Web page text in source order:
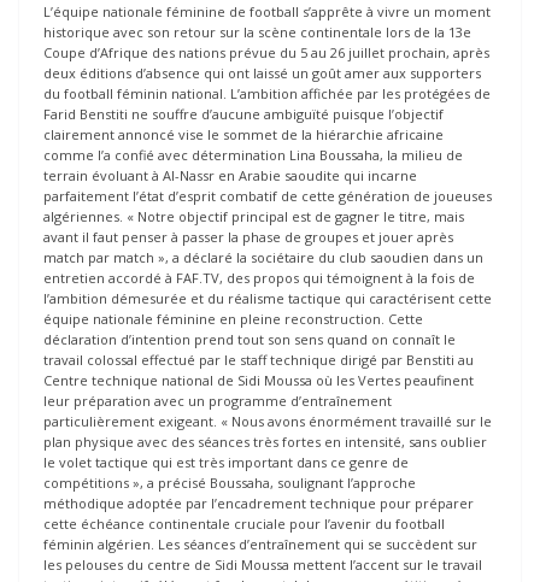
L’équipe nationale féminine de football s’apprête à vivre un moment
historique avec son retour sur la scène continentale lors de la 13e
Coupe d’Afrique des nations prévue du 5 au 26 juillet prochain, après
deux éditions d’absence qui ont laissé un goût amer aux supporters
du football féminin national. L’ambition affichée par les protégées de
Farid Benstiti ne souffre d’aucune ambiguïté puisque l’objectif
clairement annoncé vise le sommet de la hiérarchie africaine
comme l’a confié avec détermination Lina Boussaha, la milieu de
terrain évoluant à Al-Nassr en Arabie saoudite qui incarne
parfaitement l’état d’esprit combatif de cette génération de joueuses
algériennes. « Notre objectif principal est de gagner le titre, mais
avant il faut penser à passer la phase de groupes et jouer après
match par match », a déclaré la sociétaire du club saoudien dans un
entretien accordé à FAF.TV, des propos qui témoignent à la fois de
l’ambition démesurée et du réalisme tactique qui caractérisent cette
équipe nationale féminine en pleine reconstruction. Cette
déclaration d’intention prend tout son sens quand on connaît le
travail colossal effectué par le staff technique dirigé par Benstiti au
Centre technique national de Sidi Moussa où les Vertes peaufinent
leur préparation avec un programme d’entraînement
particulièrement exigeant. « Nous avons énormément travaillé sur le
plan physique avec des séances très fortes en intensité, sans oublier
le volet tactique qui est très important dans ce genre de
compétitions », a précisé Boussaha, soulignant l’approche
méthodique adoptée par l’encadrement technique pour préparer
cette échéance continentale cruciale pour l’avenir du football
féminin algérien. Les séances d’entraînement qui se succèdent sur
les pelouses du centre de Sidi Moussa mettent l’accent sur le travail